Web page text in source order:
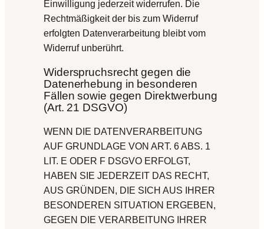
Einwilligung jederzeit widerrufen. Die
Rechtmäßigkeit der bis zum Widerruf
erfolgten Datenverarbeitung bleibt vom
Widerruf unberührt.
Widerspruchsrecht gegen die
Datenerhebung in besonderen
Fällen sowie gegen Direktwerbung
(Art. 21 DSGVO)
WENN DIE DATENVERARBEITUNG
AUF GRUNDLAGE VON ART. 6 ABS. 1
LIT. E ODER F DSGVO ERFOLGT,
HABEN SIE JEDERZEIT DAS RECHT,
AUS GRÜNDEN, DIE SICH AUS IHRER
BESONDEREN SITUATION ERGEBEN,
GEGEN DIE VERARBEITUNG IHRER